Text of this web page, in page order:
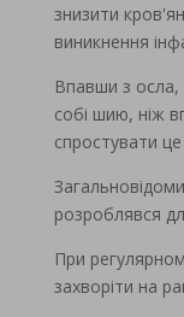
знизити
виникнення
Впавши з осла,
собі шию, ніж
спростувати
розроблявся
При
захворіти на